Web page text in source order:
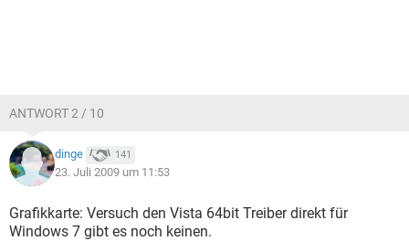
ANTWORT 2 / 10
dinge 141
23. Juli 2009 um 11:53
Grafikkarte: Versuch den Vista 64bit Treiber direkt für
Windows 7 gibt es noch keinen.